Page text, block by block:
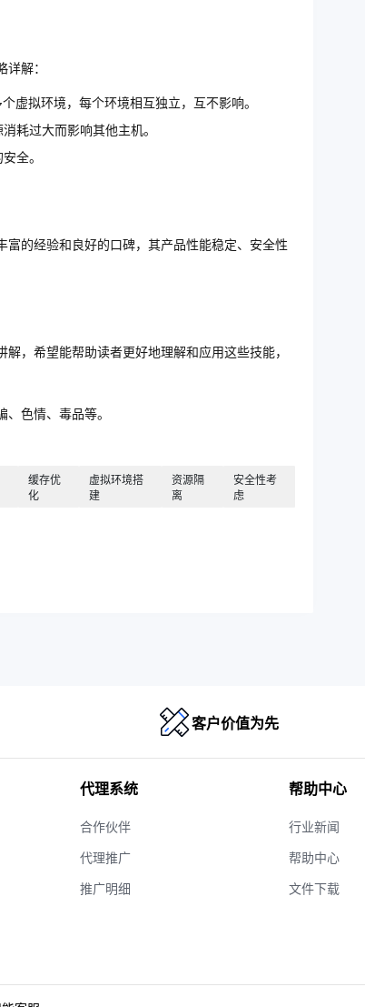
解：
拟环境，每个环境相互独立，互不影响。
耗过大而影响其他主机。
全。
的经验和良好的口碑，其产品性能稳定、安全性
，希望能帮助读者更好地理解和应用这些技能，
色情、毒品等。
缓存优
化
虚拟环境搭
建
资源隔
离
安全性考
虑
客户价值为先
代理系统
合作伙伴
代理推广
推广明细
帮助中心
行业新闻
帮助中心
文件下载